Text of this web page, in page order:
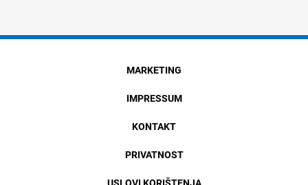
MARKETING
IMPRESSUM
KONTAKT
PRIVATNOST